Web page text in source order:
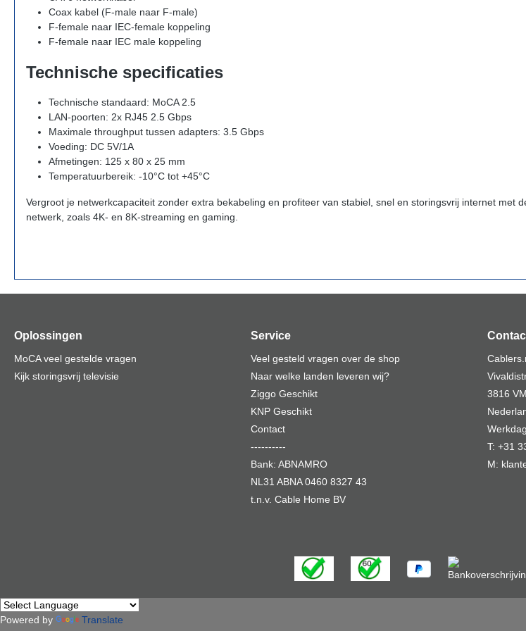
Coax kabel (F-male naar F-male)
F-female naar IEC-female koppeling
F-female naar IEC male koppeling
Technische specificaties
Technische standaard: MoCA 2.5
LAN-poorten: 2x RJ45 2.5 Gbps
Maximale throughput tussen adapters: 3.5 Gbps
Voeding: DC 5V/1A
Afmetingen: 125 x 80 x 25 mm
Temperatuurbereik: -10°C tot +45°C
Vergroot je netwerkcapaciteit zonder extra bekabeling en profiteer van stabiel, snel en storingsvrij internet
netwerk, zoals 4K- en 8K-streaming en gaming.
Oplossingen
MoCA veel gestelde vragen
Kijk storingsvrij televisie
Service
Veel gesteld vragen over de shop
Naar welke landen leveren wij?
Ziggo Geschikt
KNP Geschikt
Contact
----------
Bank: ABNAMRO
NL31 ABNA 0460 8327 43
t.n.v. Cable Home BV
3816
T: +31
M:
Powered by Translate